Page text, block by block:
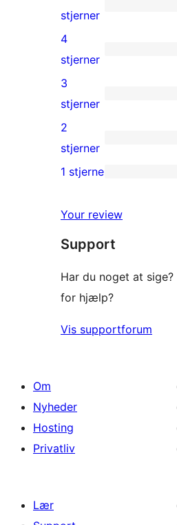
4
5-
stjernet
anmeldelser
stjerner
0
4-
stjernet
anmeldelser
4
stjerner
0
3-
stjernet
anmeldelser
3
stjerner
0
2-
anmeldelser
2
stjerner
stjernet
anmeldelser
1 stjerne
Your review
Support
Har du noget at
for hjælp?
Vis supportforum
Om
Nyheder
Hosting
Privatliv
Lær